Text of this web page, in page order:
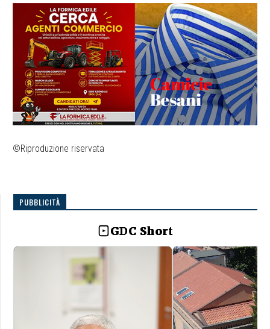
©Riproduzione riservata
PUBBLICITÀ
GDC Short